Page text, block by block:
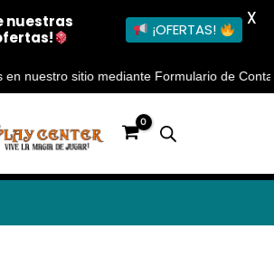
sitio mediante Formulario de Contacto
nuestras
¡OFERTAS!
X